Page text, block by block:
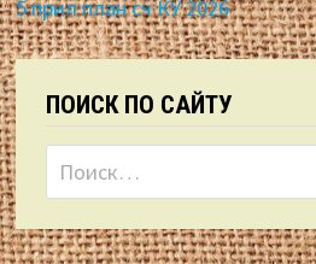
5 прил план сч КУ 2026
ПОИСК ПО САЙТУ
Найти: